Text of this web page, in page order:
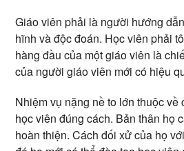
Giáo viên phải là người hướng
hĩnh và độc đoán. Học viên phải
hàng đầu của một giáo viên là
của người giáo viên mới có hiệu
Nhiệm vụ nặng nề to lớn thuộc
học viên đúng cách. Bản thân họ
hoàn thiện. Cách đối xử của họ